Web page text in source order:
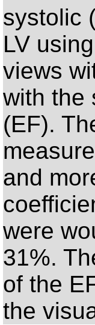
systolic
LV
views
with the
(EF).
and
were
31%.
of the
the